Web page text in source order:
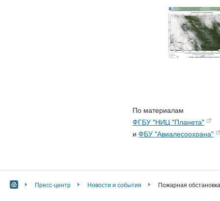
По материалам
ФГБУ "НИЦ "Планета"
и ФБУ "Авиалесоохрана"
Пресс-центр Новости и события Пожарная